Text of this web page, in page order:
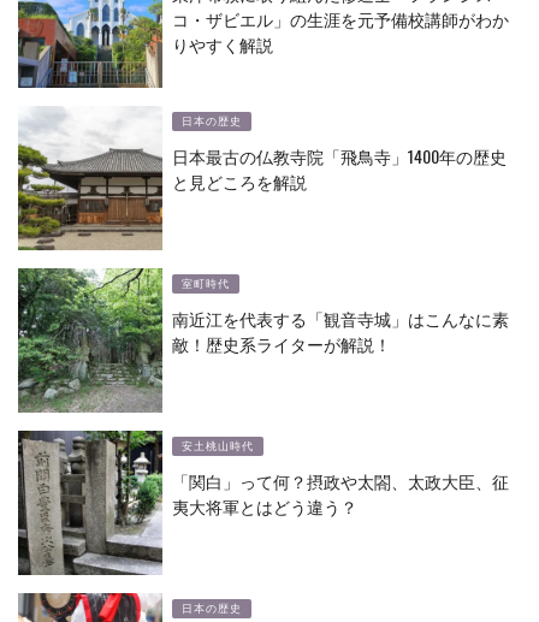
コ・ザビエル」の生涯を元予備校講師がわか
りやすく解説
日本の歴史
日本最古の仏教寺院「飛鳥寺」1400年の歴史
と見どころを解説
室町時代
南近江を代表する「観音寺城」はこんなに素
敵！歴史系ライターが解説！
安土桃山時代
「関白」って何？摂政や太閤、太政大臣、征
夷大将軍とはどう違う？
日本の歴史